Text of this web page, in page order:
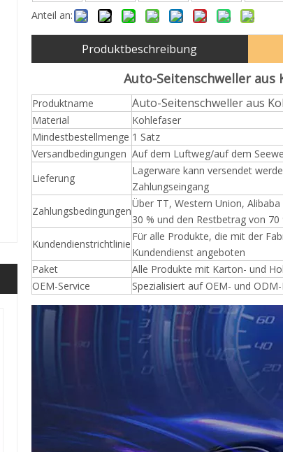
Anteil an:
Produktbeschreibung
Auto-Seitenschweller aus
Produktname Auto-Seitenschweller aus
Material
Kohlefaser
Mindestbestellmenge 1 Satz
Versandbedingungen Auf dem Luftweg/auf dem
Lieferung
Lagerware kann versendet
Zahlungseingang
Zahlungsbedingungen
Über TT, Western Union,
30 % und den Restbetrag von 70
Kundendienstrichtlinie
Für alle Produkte, die mit der
Kundendienst angeboten
Paket
Alle Produkte mit Karton- und
OEM-Service
Spezialisiert auf OEM- und